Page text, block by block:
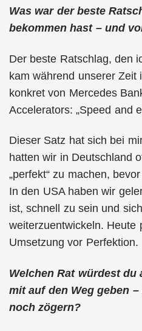
Was war der beste
bekommen hast – und
Der beste Ratschlag, den
kam während unserer Zeit
konkret von Mercedes
Accelerators: „Speed and
Dieser Satz hat sich bei
hatten wir in Deutschland
„perfekt“ zu machen,
In den USA haben wir
ist, schnell zu sein und
weiterzuentwickeln. Heute
Umsetzung vor Perfektion.
Welchen Rat würdest
mit auf den Weg geben
noch zögern?